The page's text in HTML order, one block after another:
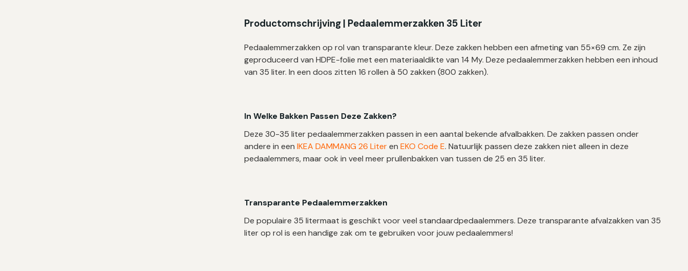
Productomschrijving | Pedaalemmerzakken 35 Liter
Pedaalemmerzakken op rol van transparante kleur. Deze zakken hebben een afmeting van 55×69 cm. Ze zijn
geproduceerd van HDPE-folie met een materiaaldikte van 14 My. Deze pedaalemmerzakken hebben een inhoud
van 35 liter. In een doos zitten 16 rollen à 50 zakken (800 zakken).
In Welke Bakken Passen Deze Zakken?
Deze 30-35 liter pedaalemmerzakken passen in een aantal bekende afvalbakken. De zakken passen onder
andere in eenIKEA DAMMANG 26 LiterenEKO Code E.Natuurlijk passen deze zakken niet alleen in deze
pedaalemmers, maar ook in veel meer prullenbakken van tussen de 25 en 35 liter.
Transparante Pedaalemmerzakken
De populaire 35 litermaat is geschikt voor veel standaardpedaalemmers. Deze transparante afvalzakken van 35
liter op rol is een handige zak om te gebruiken voor jouw pedaalemmers!